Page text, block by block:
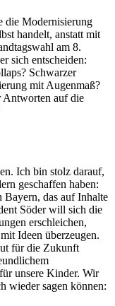
die Modernisierung
handelt, anstatt mit
am 8.
sich entscheiden:
Schwarzer
mit Augenmaß?
Antworten auf die
Ich bin stolz darauf,
geschaffen haben:
das auf Inhalte
Söder will sich die
erschleichen,
Ideen überzeugen.
für die Zukunft
unsere Kinder. Wir
wieder sagen können: